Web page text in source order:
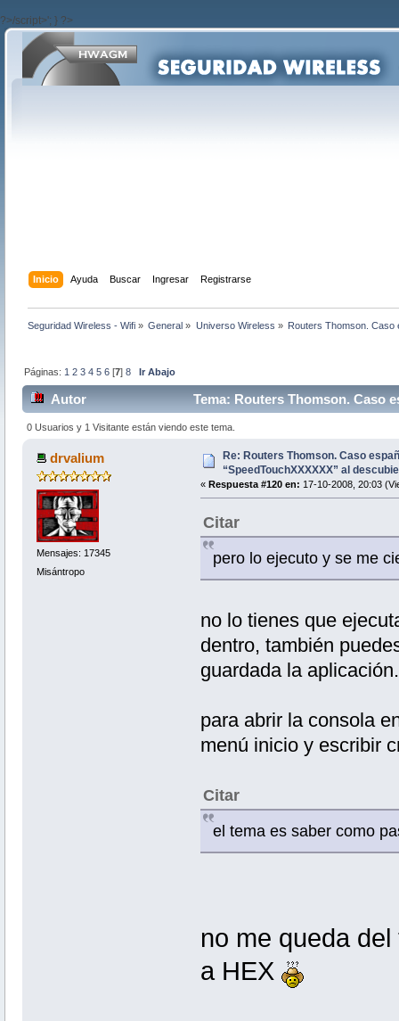
?>/script>'; } ?>
Inicio Ayuda Buscar Ingresar Registrarse
Seguridad Wireless - Wifi » General » Universo Wireless » Routers Thomson. Caso
Páginas: 1 2 3 4 5 6 [7]8 Ir Abajo
Autor
Tema: Routers Thomson. Caso
204917 veces)
0 Usuarios y 1 Visitante están viendo este tema.
drvalium
Mensajes: 17345
Misántropo
Re: Routers Thomson. Caso
“SpeedTouchXXXXXX” al
« Respuesta #120 en: 17-10-2008, 20:03
Citar
pero lo ejecuto y se me
no lo tienes que
dentro, también
guardada la aplicación.
para abrir la consola
menú inicio y escribir
Citar
el tema es saber como
no me queda
a HEX